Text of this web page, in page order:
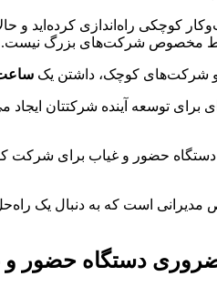
کوچکی راه‌اندازی کرده‌اید و
مخصوص شرکت‌های بزرگ نیست.
و شرکت‌های کوچک، داشتن یک
برای توسعه آینده شرکتتان
دستگاه حضور و غیاب برای شرکت
مدیرانی است که به دنبال یک
دستگاه حضور